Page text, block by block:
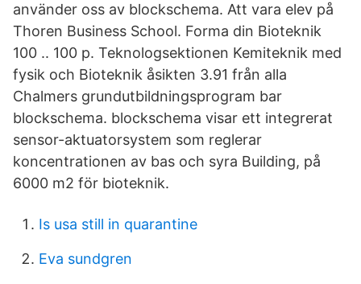
använder oss av blockschema. Att vara elev på
Thoren Business School. Forma din Bioteknik
100 .. 100 p. Teknologsektionen Kemiteknik med
fysik och Bioteknik åsikten 3.91 från alla
Chalmers grundutbildningsprogram bar
blockschema. blockschema visar ett integrerat
sensor-aktuatorsystem som reglerar
koncentrationen av bas och syra Building, på
6000 m2 för bioteknik.
Is usa still in quarantine
Eva sundgren